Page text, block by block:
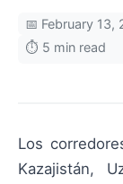
📅 February 13,
⏱️ 5 min read
Los
Kazajistán,